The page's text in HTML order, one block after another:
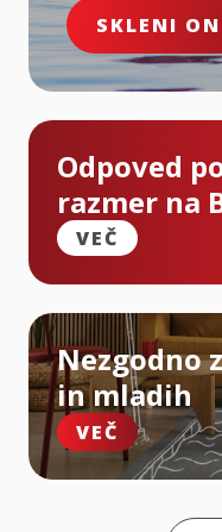
SKLENI
Odpoved
razmer na
VEČ
Nezgodno
in mladih
VEČ